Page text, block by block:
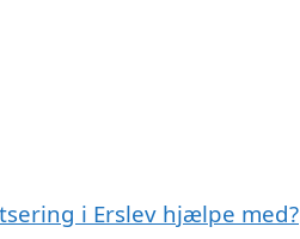
i Erslev hjælpe med?